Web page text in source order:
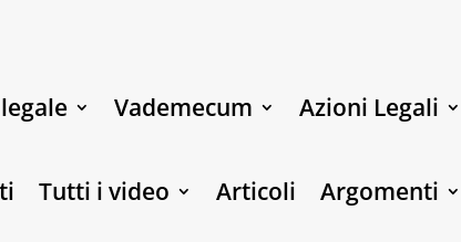
Vademecum Azioni Legali
Tutti i video Articoli Argomenti